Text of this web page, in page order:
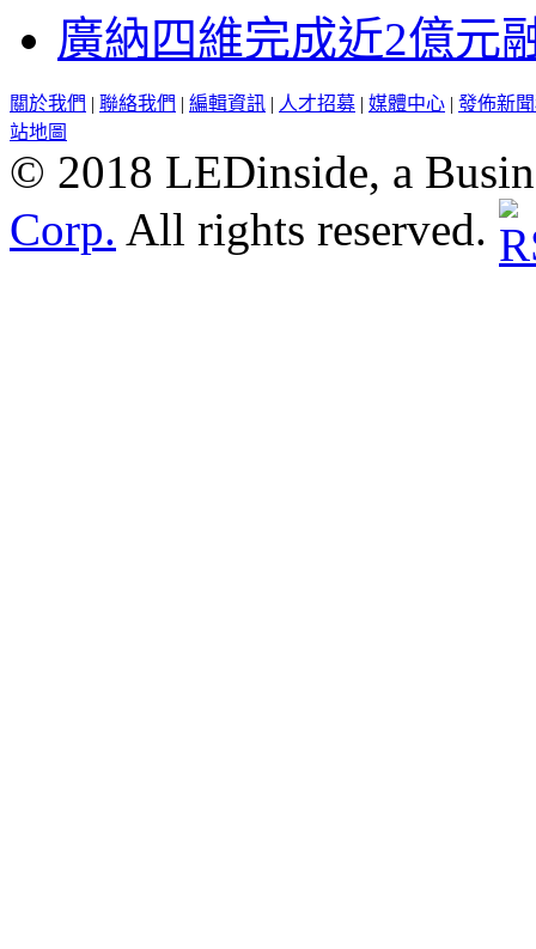
廣納四維完成近2億元
關於我們 | 聯絡我們 | 編輯資訊 | 人才招募 | 媒體中心 | 發佈新
站地圖
© 2018 LEDinside, a
Corp. All rights reserved.